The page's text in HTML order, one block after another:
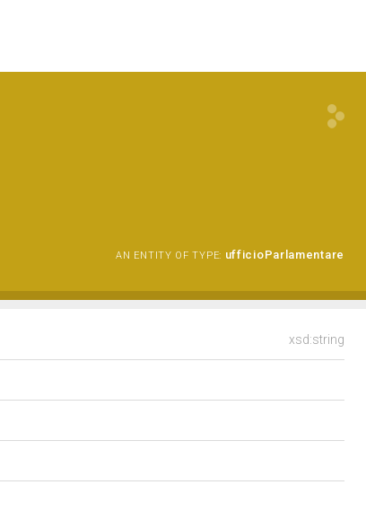
AN ENTITY OF TYPE: ufficioParlamentare
xsd:string